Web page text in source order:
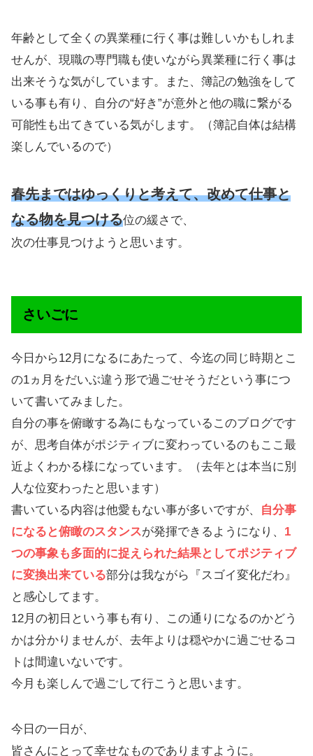
年齢として全くの異業種に行く事は難しいかもしれま
せんが、現職の専門職も使いながら異業種に行く事は
出来そうな気がしています。また、簿記の勉強をして
いる事も有り、自分の“好き”が意外と他の職に繋がる
可能性も出てきている気がします。（簿記自体は結構
楽しんでいるので）
春先まではゆっくりと考えて、改めて仕事と
なる物を見つける位の緩さで、
次の仕事見つけようと思います。
さいごに
今日から12月になるにあたって、今迄の同じ時期とこ
の1ヵ月をだいぶ違う形で過ごせそうだという事につ
いて書いてみました。
自分の事を俯瞰する為にもなっているこのブログです
が、思考自体がポジティブに変わっているのもここ最
近よくわかる様になっています。（去年とは本当に別
人な位変わったと思います）
書いている内容は他愛もない事が多いですが、
自分事
になると俯瞰のスタンスが発揮できるようになり、 1
つの事象も多面的に捉えられた結果としてポジティブ
に変換出来ている部分は我ながら『スゴイ変化だわ』
と感心してます。
12月の初日という事も有り、この通りになるのかどう
かは分かりませんが、去年よりは穏やかに過ごせるコ
トは間違いないです。
今月も楽しんで過ごして行こうと思います。
今日の一日が、
皆さんにとって幸せなものでありますように。